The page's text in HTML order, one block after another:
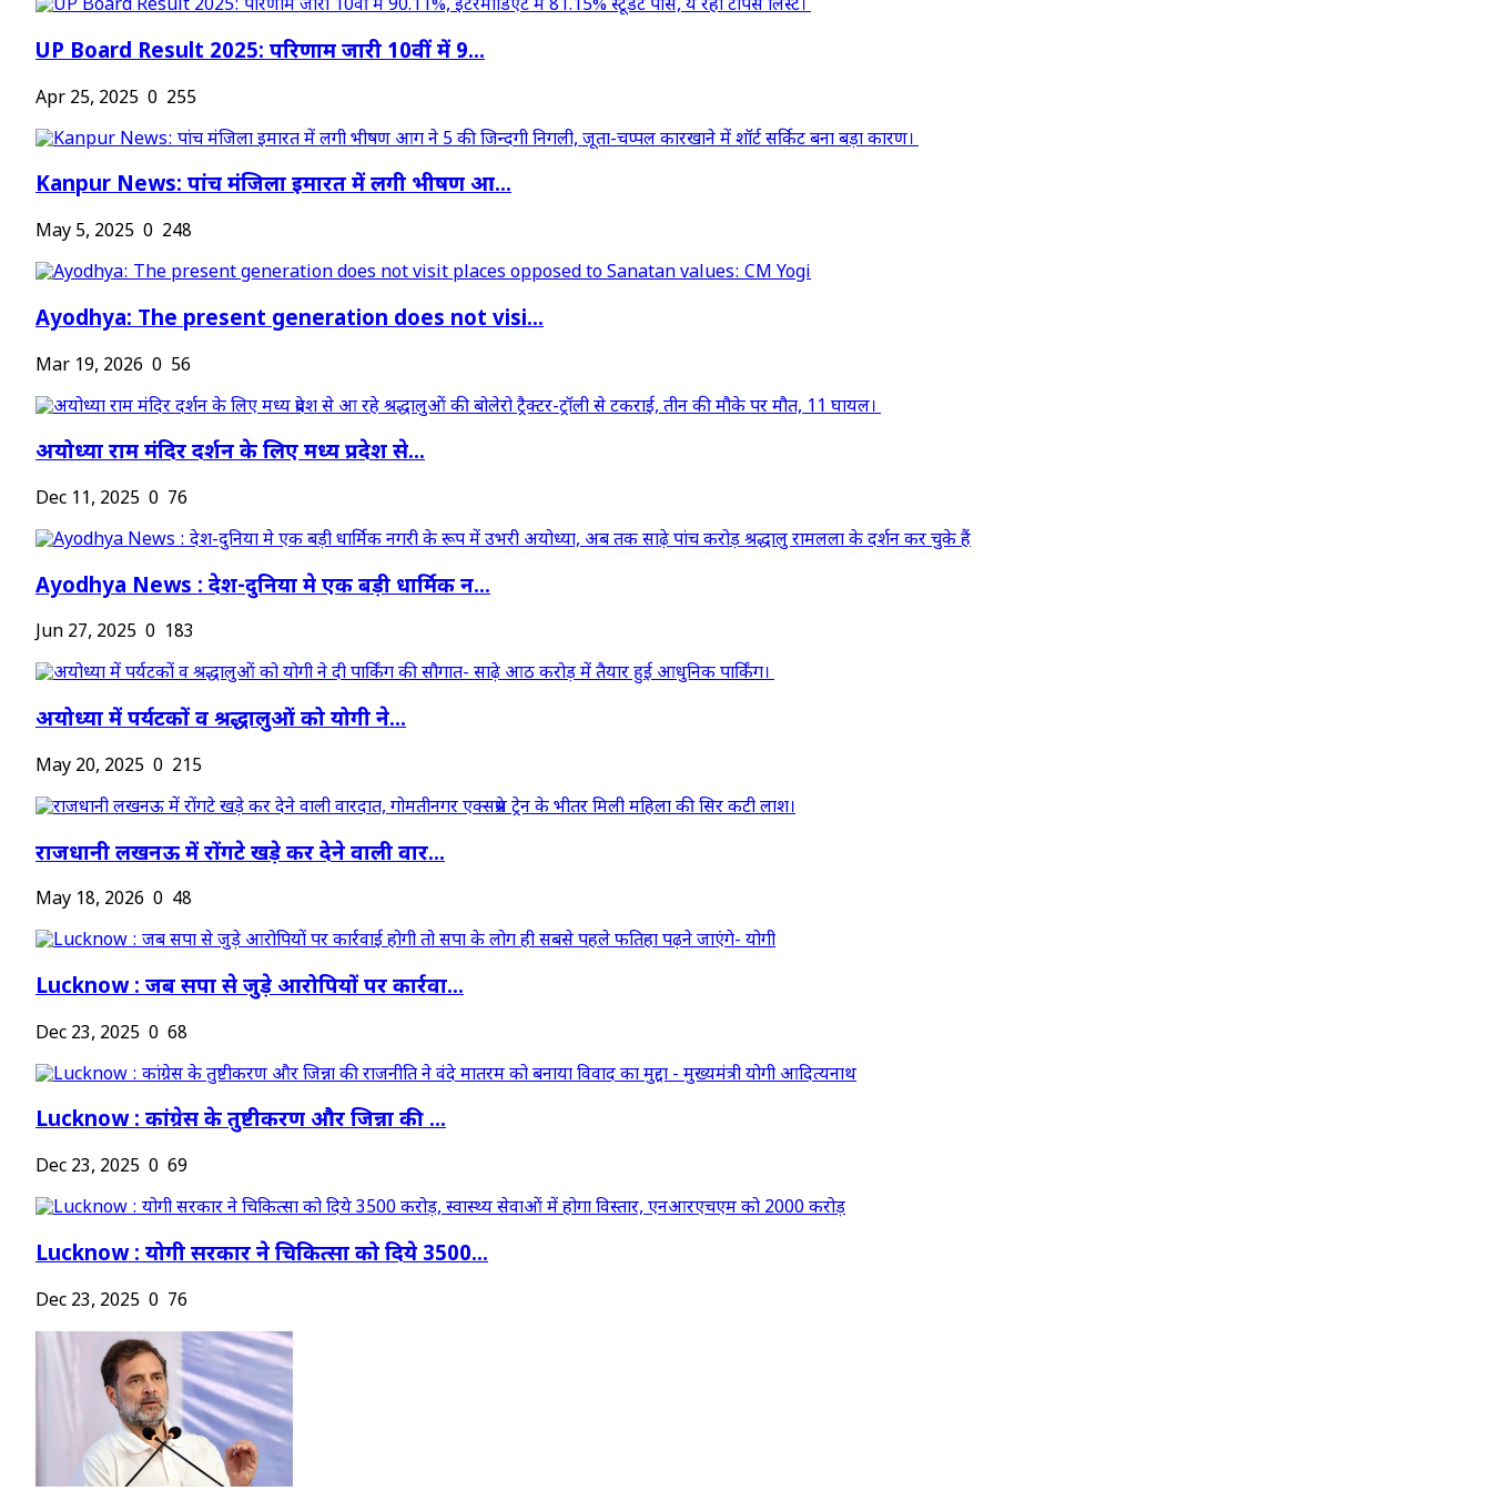
UP Board Result 2025: परिणाम जारी 10वीं में 9...
Apr 25, 2025 0 255
Kanpur News: पांच मंजिला इमारत में लगी भीषण आ...
May 5, 2025 0 248
Ayodhya: The present generation does not visi...
Mar 19, 2026 0 56
अयोध्या राम मंदिर दर्शन के लिए मध्य प्रदेश से...
Dec 11, 2025 0 76
Ayodhya News : देश-दुनिया मे एक बड़ी धार्मिक न...
Jun 27, 2025 0 183
अयोध्या में पर्यटकों व श्रद्धालुओं को योगी ने...
May 20, 2025 0 215
राजधानी लखनऊ में रोंगटे खड़े कर देने वाली वार...
May 18, 2026 0 48
Lucknow : जब सपा से जुड़े आरोपियों पर कार्रवा...
Dec 23, 2025 0 68
Lucknow : कांग्रेस के तुष्टीकरण और जिन्ना की ...
Dec 23, 2025 0 69
Lucknow : योगी सरकार ने चिकित्सा को दिये 3500...
Dec 23, 2025 0 76